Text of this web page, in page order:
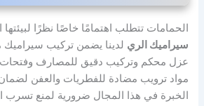
الحمامات تتطلب اهتمامًا خاصًا نظرًا
سيراميك الري لدينا يضمن تركيب سيراميك
عزل محكم وتركيب دقيق للمصارف وفتحات
مواد ترويب مضادة للفطريات والعفن
الخبرة في هذا المجال ضرورية لمنع تسرب